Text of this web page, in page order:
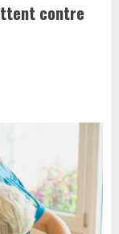
contre